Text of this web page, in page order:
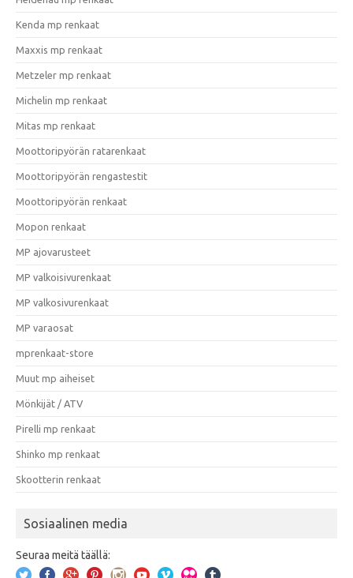
Kenda mp renkaat
Maxxis mp renkaat
Metzeler mp renkaat
Michelin mp renkaat
Mitas mp renkaat
Moottoripyörän ratarenkaat
Moottoripyörän rengastestit
Moottoripyörän renkaat
Mopon renkaat
MP ajovarusteet
MP valkoisivurenkaat
MP valkosivurenkaat
MP varaosat
mprenkaat-store
Muut mp aiheiset
Mönkijät / ATV
Pirelli mp renkaat
Shinko mp renkaat
Skootterin renkaat
Sosiaalinen media
Seuraa meitä täällä: